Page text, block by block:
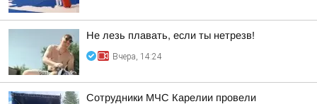
Не лезь плавать, если ты нетрезв!
Вчера, 14:24
Сотрудники МЧС Карелии провели